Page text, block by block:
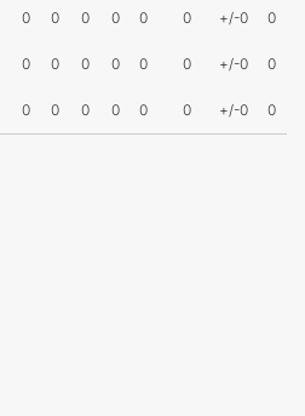
0 0 0 0 0 0 +/-0 0
0 0 0 0 0 0 +/-0 0
0 0 0 0 0 0 +/-0 0